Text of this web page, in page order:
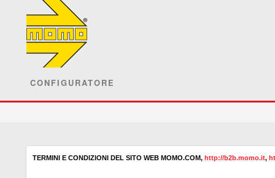
CONFIGURATORE
TERMINI E CONDIZIONI DEL SITO WEB MOMO.COM, http://b2b.momo.it,